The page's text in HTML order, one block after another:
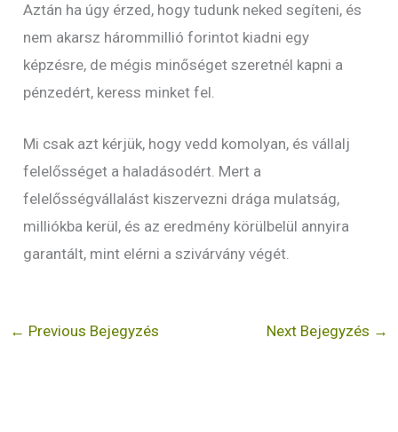
Aztán ha úgy érzed, hogy tudunk neked segíteni, és
nem akarsz hárommillió forintot kiadni egy
képzésre, de mégis minőséget szeretnél kapni a
pénzedért, keress minket fel.
Mi csak azt kérjük, hogy vedd komolyan, és vállalj
felelősséget a haladásodért. Mert a
felelősségvállalást kiszervezni drága mulatság,
milliókba kerül, és az eredmény körülbelül annyira
garantált, mint elérni a szivárvány végét.
← Previous Bejegyzés Next Bejegyzés →